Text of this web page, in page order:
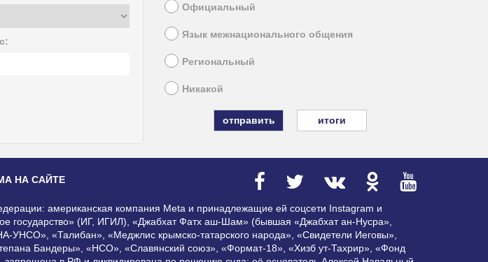
Официальный
Язык межнационального общения
Региональный
Никакой
итоги
НА САЙТЕ
американская компания Meta и принадлежащие ей соцсети Instagram и
государство» (ИГ, ИГИЛ), «Джабхат Фатх аш-Шам» (бывшая «Джабхат ан-Нусра»,
«Талибан», «Меджлис крымско-татарского народа», «Свидетели Иеговы»,
Бандеры», «НСО», «Славянский союз», «Формат-18», «Хизб ут-Тахрир», «Фонд